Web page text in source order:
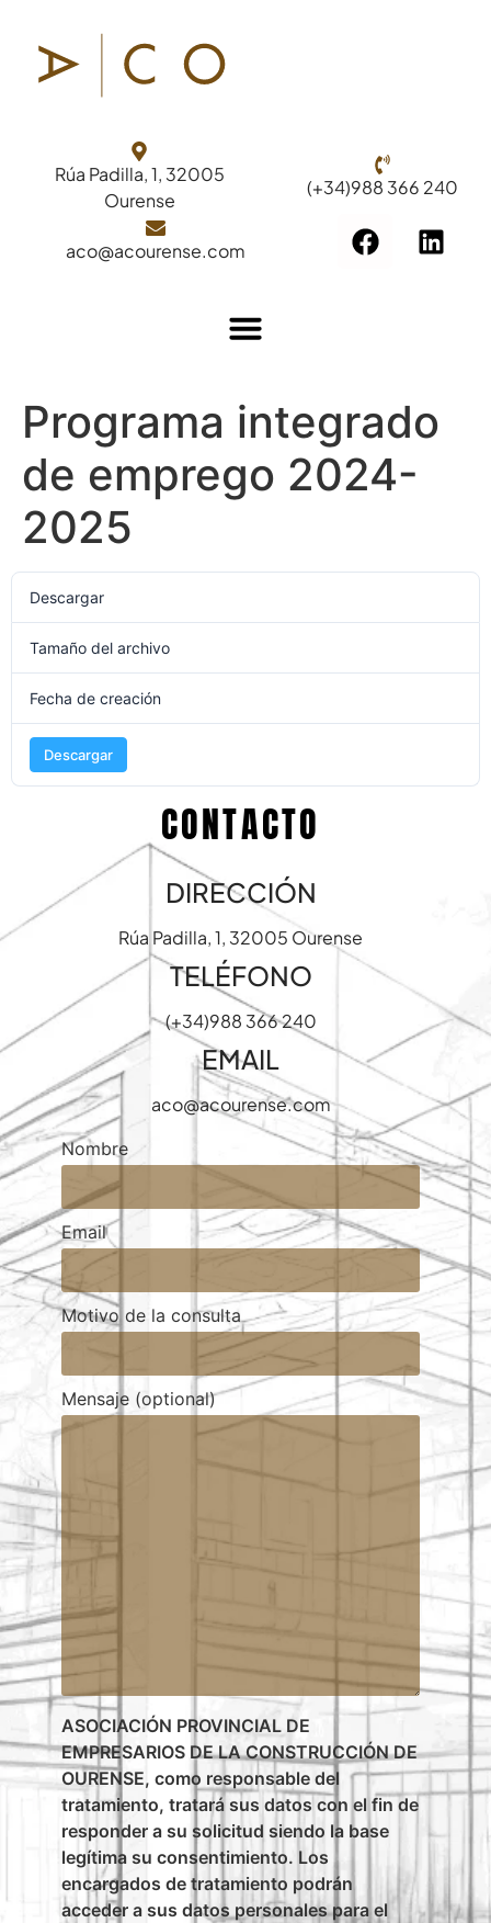
Rúa Padilla, 1, 32005
Ourense
(+34)988 366 240
aco@acourense.com
Programa integrado
de emprego 2024-
2025
Descargar
Tamaño del archivo
Fecha de creación
Descargar
CONTACTO
DIRECCIÓN
Rúa Padilla, 1, 32005 Ourense
TELÉFONO
(+34)988 366 240
EMAIL
aco@acourense.com
Nombre
Email
Motivo de la consulta
Mensaje (optional)
ASOCIACIÓN PROVINCIAL DE
EMPRESARIOS DE LA CONSTRUCCIÓN DE
OURENSE, como responsable del
tratamiento, tratará sus datos con el fin de
responder a su solicitud siendo la base
legítima su consentimiento. Los
encargados de tratamiento podrán
acceder a sus datos personales para el